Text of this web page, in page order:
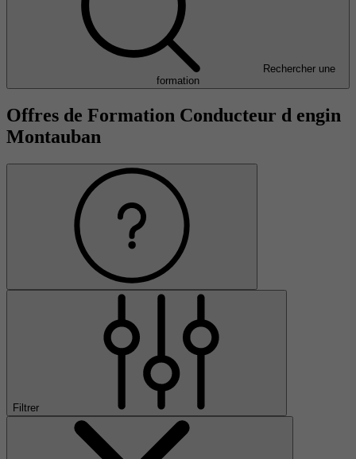
Rechercher une
formation
Offres de Formation Conducteur d engin
Montauban
Filtrer